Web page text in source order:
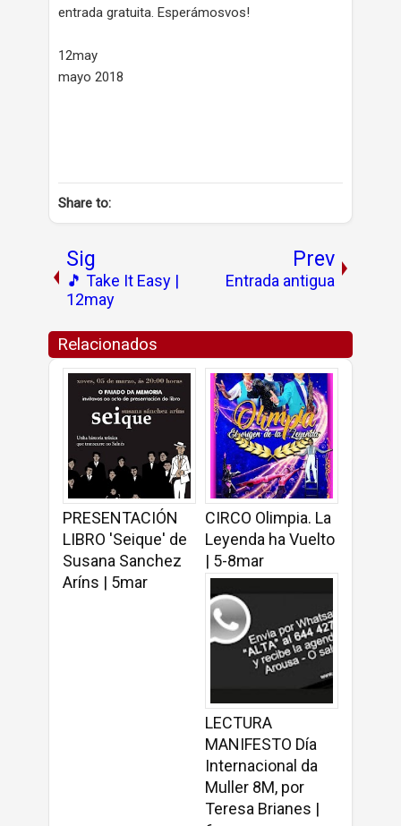
entrada gratuita. Esperámosvos!
12may
mayo 2018
Share to:
Sig
🎵 Take It Easy |
12may
Prev
Entrada antigua
Relacionados
PRESENTACIÓN
LIBRO 'Seique' de
Susana Sanchez
Aríns | 5mar
CIRCO Olimpia. La
Leyenda ha Vuelto
| 5-8mar
LECTURA
MANIFESTO Día
Internacional da
Muller 8M, por
Teresa Brianes |